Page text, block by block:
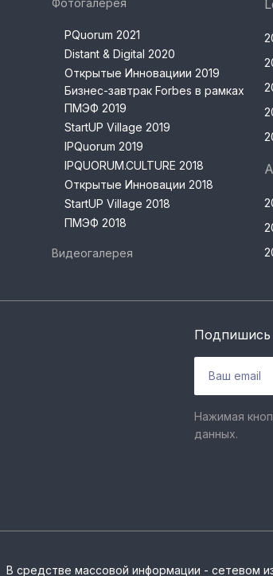
PQuorum 2021
Distant & Digital 2020
Открытые Инновациии 2019
Бизнес-завтрак Forbes в рамках
ПМЭФ 2019
StartUP Village 2019
IPQuorum 2019
IPQUORUM.CULTURE 2018
Открытые Инновации 2018
StartUP Village 2018
ПМЭФ 2018
Видеогалерея
Подпишись
Нажимая
данных.
В средстве массовой информации - сетевом